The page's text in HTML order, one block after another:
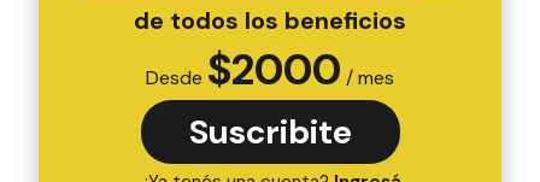
de todos los beneficios
Desde $2000 / mes
Suscribite